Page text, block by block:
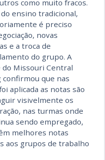
como muito fracos.
ensino tradicional,
é preciso
novas
e a troca de
do grupo. A
Missouri Central
confirmou que nas
aplicada as notas são
visivelmente os
nas turmas onde
sendo empregado,
melhores notas
aos grupos de trabalho